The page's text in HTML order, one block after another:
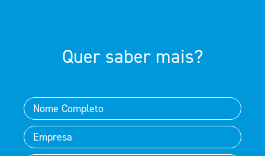
Quer saber mais?